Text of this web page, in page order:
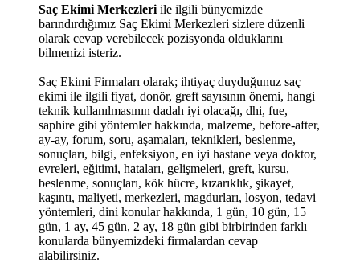
Saç Ekimi Merkezleri ile ilgili bünyemizde
barındırdığımız Saç Ekimi Merkezleri sizlere düzenli
olarak cevap verebilecek pozisyonda olduklarını
bilmenizi isteriz.
Saç Ekimi Firmaları olarak; ihtiyaç duyduğunuz saç
ekimi ile ilgili fiyat, donör, greft sayısının önemi, hangi
teknik kullanılmasının dadah iyi olacağı, dhi, fue,
saphire gibi yöntemler hakkında, malzeme, before-after,
ay-ay, forum, soru, aşamaları, teknikleri, beslenme,
sonuçları, bilgi, enfeksiyon, en iyi hastane veya doktor,
evreleri, eğitimi, hataları, gelişmeleri, greft, kursu,
beslenme, sonuçları, kök hücre, kızarıklık, şikayet,
kaşıntı, maliyeti, merkezleri, magdurları, losyon, tedavi
yöntemleri, dini konular hakkında, 1 gün, 10 gün, 15
gün, 1 ay, 45 gün, 2 ay, 18 gün gibi birbirinden farklı
konularda bünyemizdeki firmalardan cevap
alabilirsiniz.